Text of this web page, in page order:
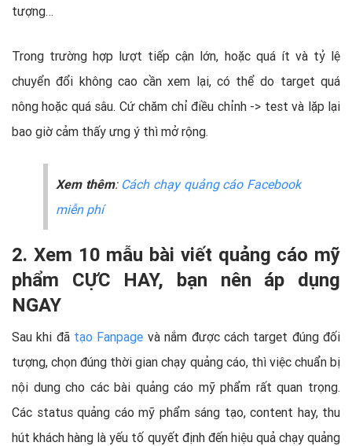
tượng…
Trong trường hợp lượt tiếp cận lớn, hoặc quá ít và tỷ lệ
chuyển đổi không cao cần xem lại, có thể do target quá
nông hoặc quá sâu. Cứ chăm chỉ điều chỉnh -> test và lặp lại
bao giờ cảm thấy ưng ý thì mở rộng.
Xem thêm: Cách chạy quảng cáo Facebook
miễn phí
2. Xem 10 mẫu bài viết quảng cáo mỹ
phẩm CỰC HAY, bạn nên áp dụng
NGAY
Sau khi đã tạo Fanpage và nắm được cách target đúng đối
tượng, chọn đúng thời gian chạy quảng cáo, thì việc chuẩn bị
nội dung cho các bài quảng cáo mỹ phẩm rất quan trọng.
Các status quảng cáo mỹ phẩm sáng tạo, content hay, thu
hút khách hàng là yếu tố quyết định đến hiệu quả chạy quảng